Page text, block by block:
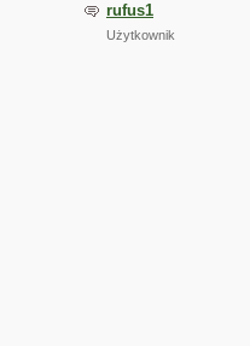
rufus1
Użytkownik